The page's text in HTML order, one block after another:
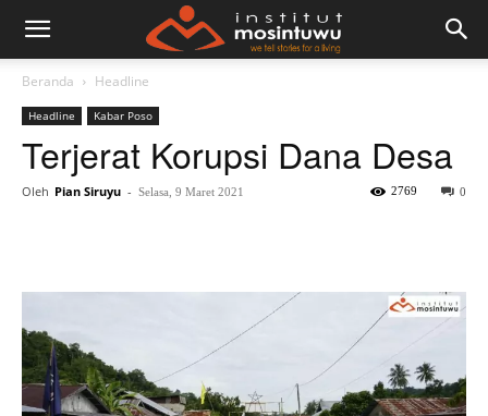
Beranda Headline
Headline Kabar Poso
Terjerat Korupsi Dana Desa
Oleh Pian Siruyu - Selasa, 9 Maret 2021 0
2769